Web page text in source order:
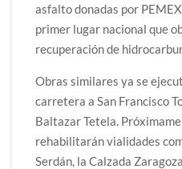
asfalto donadas por
primer lugar nacional que
recuperación de
Obras similares ya se
carretera a San Francisco
Baltazar Tetela.
rehabilitarán vialidades
Serdán, la Calzada